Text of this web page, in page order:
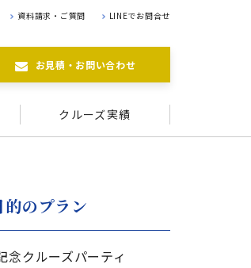
資料請求・ご質問 LINEでお問合せ
お見積・お問い合わせ
クルーズ実績
的のプラン
念クルーズパーティ